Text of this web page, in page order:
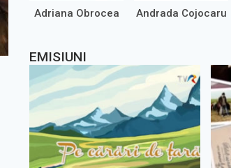
Adriana Obrocea Andrada Cojocaru
EMISIUNI